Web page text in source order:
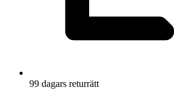
99 dagars returrätt